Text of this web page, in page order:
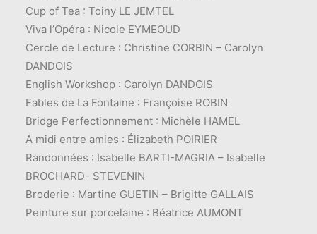
Cup of Tea : Toiny LE JEMTEL
Viva l’Opéra : Nicole EYMEOUD
Cercle de Lecture : Christine CORBIN – Carolyn
DANDOIS
English Workshop : Carolyn DANDOIS
Fables de La Fontaine : Françoise ROBIN
Bridge Perfectionnement : Michèle HAMEL
A midi entre amies : Élizabeth POIRIER
Randonnées : Isabelle BARTI-MAGRIA – Isabelle
BROCHARD- STEVENIN
Broderie : Martine GUETIN – Brigitte GALLAIS
Peinture sur porcelaine : Béatrice AUMONT